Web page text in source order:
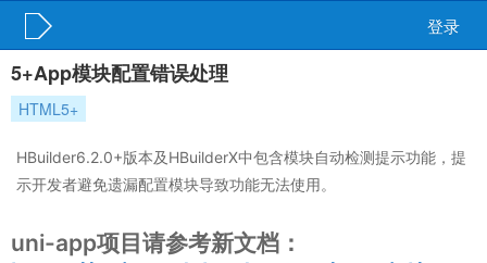
登录
5+App模块配置错误处理
HTML5+
HBuilder6.2.0+版本及HBuilderX中包含模块自动检测提示功能，提
示开发者避免遗漏配置模块导致功能无法使用。
uni-app项目请参考新文档：